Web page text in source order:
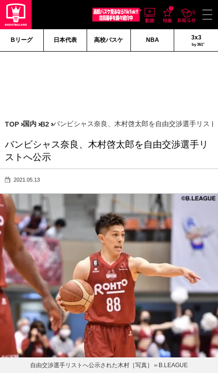
Bリーグ 日本代表 高校バスケ NBA 3x3
by 361°
TOP 国内 B2 バンビシャス奈良、木村啓太郎を自由交渉選手リス
バンビシャス奈良、木村啓太郎を自由交渉選手リ
ストへ公示
2021.05.13
自由交渉選手リストへ公示された木村［写真］＝B.LEAGUE